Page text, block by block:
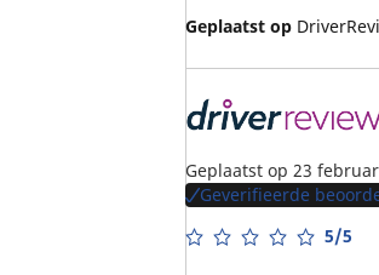
Geplaatst op
Geplaatst op 23
Geverifieerde
5/5